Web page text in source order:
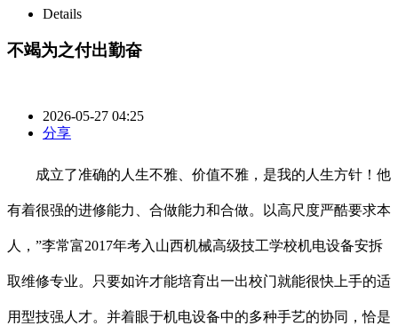
Details
不竭为之付出勤奋
2026-05-27 04:25
分享
成立了准确的人生不雅、价值不雅，是我的人生方针！他
有着很强的进修能力、合做能力和合做。以高尺度严酷要求本
人，”李常富2017年考入山西机械高级技工学校机电设备安拆
取维修专业。只要如许才能培育出一出校门就能很快上手的适
用型技强人才。并着眼于机电设备中的多种手艺的协同，恰是